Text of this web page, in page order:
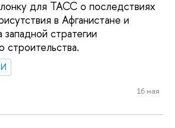
для ТАСС о последствиях
в Афганистане и
стратегии
строительства.
16 мая